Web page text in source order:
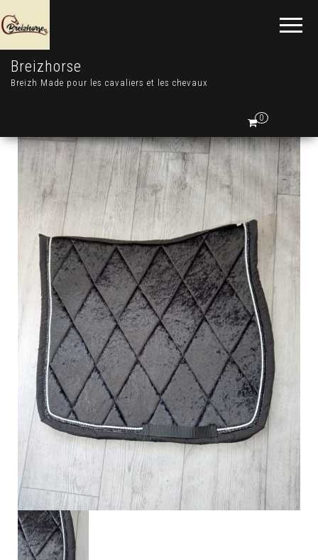
Breizhorse
Breizh Made pour les cavaliers et les chevaux
0